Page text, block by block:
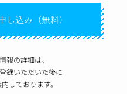
込み（無料）
報の詳細は、
録いただいた後に
しております。